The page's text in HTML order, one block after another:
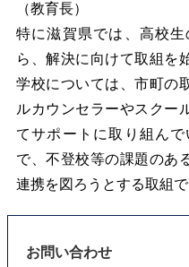
（教育長）
特に滋賀県では、高校
ら、解決に向けて取組を
学校については、市町の
ルカウンセラーやスクー
てサポートに取り組ん
で、不登校等の課題のあ
連携を図ろうとする取組で
お問い合わせ